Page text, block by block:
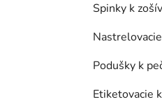
Spinky k
Podušky k
Etiketovacie